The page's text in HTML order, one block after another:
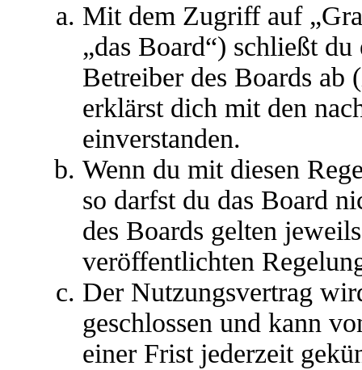
Mit dem Zugriff auf
„das Board“) schließt
Betreiber des Boards ab
erklärst dich mit den
einverstanden.
Wenn du mit diesen
so darfst du das Board
des Boards gelten
veröffentlichten
Der Nutzungsvertrag
geschlossen und kann
einer Frist jederzeit